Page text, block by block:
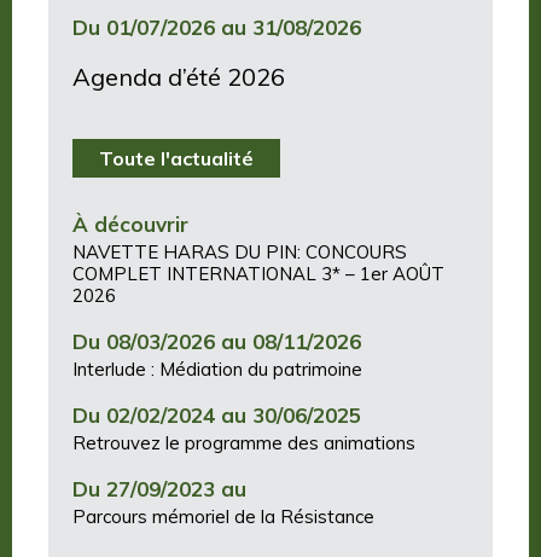
Du 01/07/2026 au 31/08/2026
Agenda d’été 2026
Toute l'actualité
À découvrir
NAVETTE HARAS DU PIN: CONCOURS
COMPLET INTERNATIONAL 3* – 1er AOÛT
2026
Du 08/03/2026 au 08/11/2026
Interlude : Médiation du patrimoine
Du 02/02/2024 au 30/06/2025
Retrouvez le programme des animations
Du 27/09/2023 au
Parcours mémoriel de la Résistance